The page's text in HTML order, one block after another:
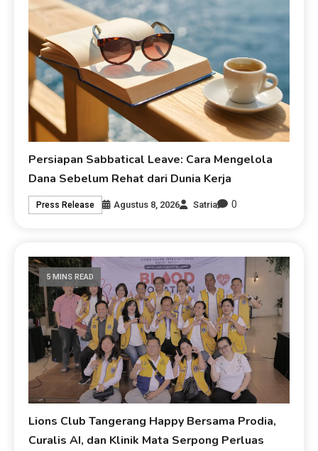
Persiapan Sabbatical Leave: Cara Mengelola
Dana Sebelum Rehat dari Dunia Kerja
Press Release Agustus 8, 2026 Satria 0
5 MINS READ
Lions Club Tangerang Happy Bersama Prodia,
Curalis AI, dan Klinik Mata Serpong Perluas